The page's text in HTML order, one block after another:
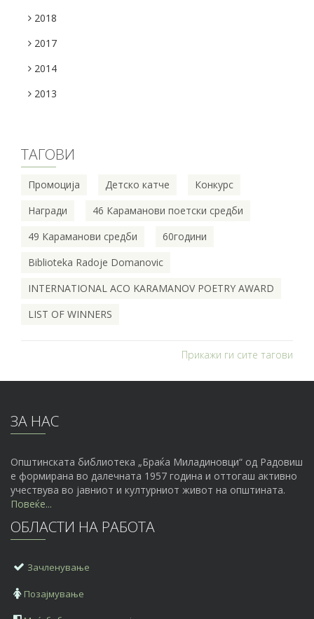
2018
2017
2014
2013
ТАГОВИ
Промоција Детско катче
Конкурс
Награди
46 Караманови поетски средби
49 Караманови средби
60години
Biblioteka Radoje Domanovic
INTERNATIONAL ACO KARAMANOV POETRY AWARD
LIST OF WINNERS
Прикажи ги сите тагови
ЗА НАС
Општинската библиотека „Браќа Миладиновци“ од Радовиш
е формирана во далечната 1957 година и оттогаш активно
учествува во јавниот и културниот живот на општината.
Повеќе...
ОБЛАСТИ НА РАБОТА
Зачленување
Позајмување